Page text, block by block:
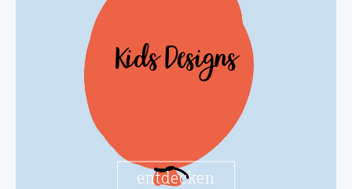
Kids Designs
entdecken